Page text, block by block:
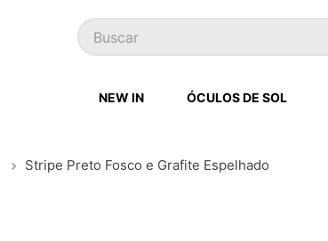
Buscar
NEW IN ÓCULOS DE SOL
Stripe Preto Fosco e Grafite Espelhado